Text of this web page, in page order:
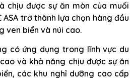
chịu được sự ăn mòn của muối
ASA trở thành lựa chọn hàng đầu
ven biển và núi cao.
có ứng dụng trong lĩnh vực du
và khả năng chịu được sự ăn
các khu nghỉ dưỡng cao cấp